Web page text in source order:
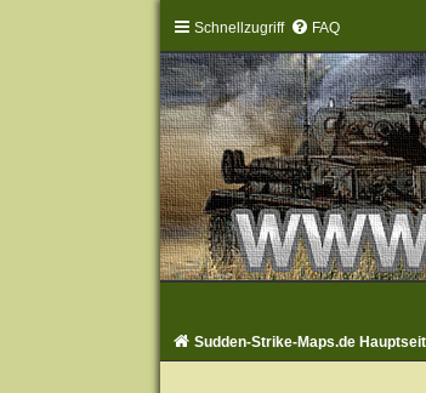
Schnellzugriff FAQ
Sudden-Strike-Maps.de